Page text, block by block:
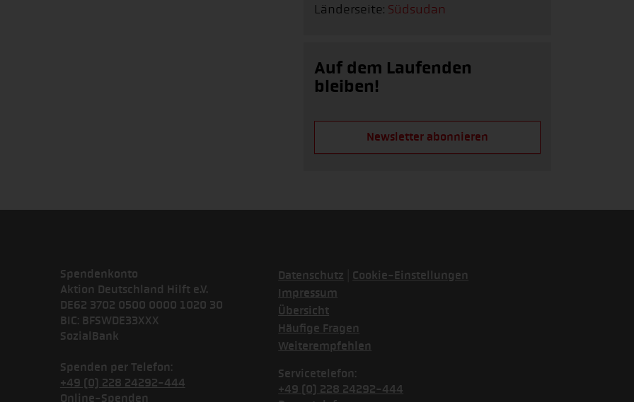
Länderseite: Südsudan
Auf dem Laufenden
bleiben!
Newsletter abonnieren
Spendenkonto
Aktion Deutschland Hilft e.V.
DE62 3702 0500 0000 1020 30
BIC: BFSWDE33XXX
SozialBank
Spenden per Telefon:
+49 (0) 228 24292-444
Online-Spenden
Datenschutz
Cookie-Einstellungen
Impressum
Übersicht
Häufige Fragen
Weiterempfehlen
Servicetelefon:
+49 (0) 228 24292-444